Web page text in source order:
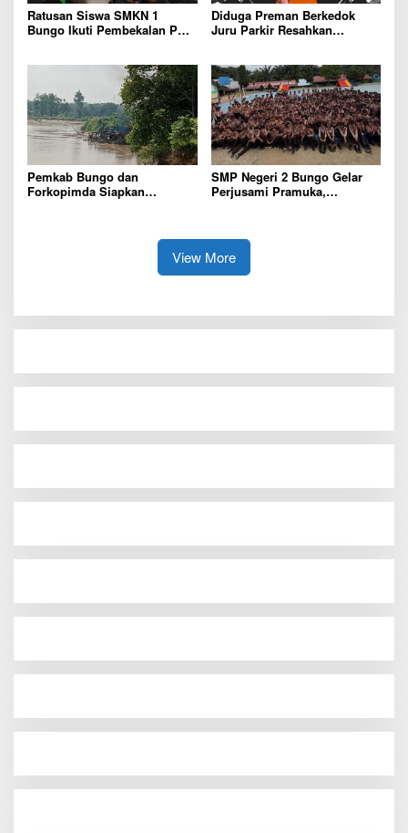
Ratusan Siswa SMKN 1
Bungo Ikuti Pembekalan PKL,
Diduga Preman Berkedok
Juru Parkir Resahkan
Diminta Segera Bertindak
Pemkab Bungo dan
Forkopimda Siapkan
Dari Panglima TNI dan Mabes
SMP Negeri 2 Bungo Gelar
Perjusami Pramuka,
bertanggung jawab Sejak Dini
View More